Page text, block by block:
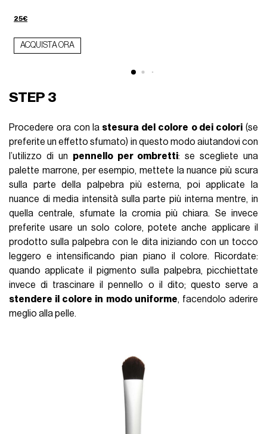
25€
ACQUISTA ORA
STEP 3
Procedere ora con la stesura del colore o dei colori (se
preferite un effetto sfumato) in questo modo aiutandovi con
l’utilizzo di un pennello per ombretti: se scegliete una
palette marrone, per esempio, mettete la nuance più scura
sulla parte della palpebra più esterna, poi applicate la
nuance di media intensità sulla parte più interna mentre, in
quella centrale, sfumate la cromia più chiara. Se invece
preferite usare un solo colore, potete anche applicare il
prodotto sulla palpebra con le dita iniziando con un tocco
leggero e intensificando pian piano il colore. Ricordate:
quando applicate il pigmento sulla palpebra, picchiettate
invece di trascinare il pennello o il dito; questo serve a
stendere il colore in modo uniforme, facendolo aderire
meglio alla pelle.